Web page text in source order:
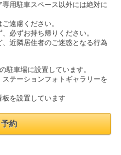
用駐車スペース以外には絶対に
遠慮ください。
必ずお持ち帰りください。
、近隣居住者のご迷惑となる行為
駐車場に設置しています。
テーションフォトギャラリーを
を設置しています
予約